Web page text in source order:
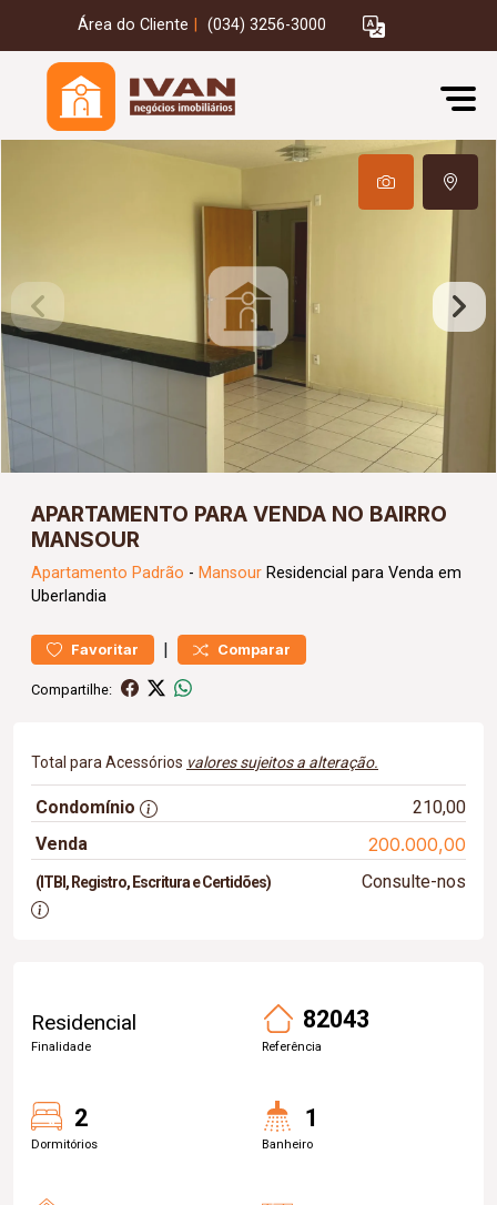
Área do Cliente (034) 3256-3000
APARTAMENTO PARA VENDA NO BAIRRO
MANSOUR
Apartamento Padrão - Mansour Residencial para Venda em
Uberlandia
Favoritar | Comparar
Compartilhe:
Total para Acessórios valores sujeitos a alteração.
Condomínio
210,00
Venda
200.000,00
(ITBI, Registro, Escritura e Certidões) Consulte-nos
Residencial
Finalidade
82043
Referência
2
Dormitórios
1
Banheiro